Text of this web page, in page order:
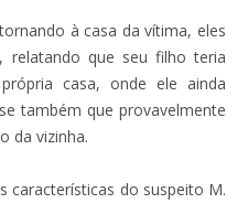
à casa da vítima, eles
relatando que seu filho teria
casa, onde ele ainda
também que provavelmente
da vizinha.
características do suspeito M.